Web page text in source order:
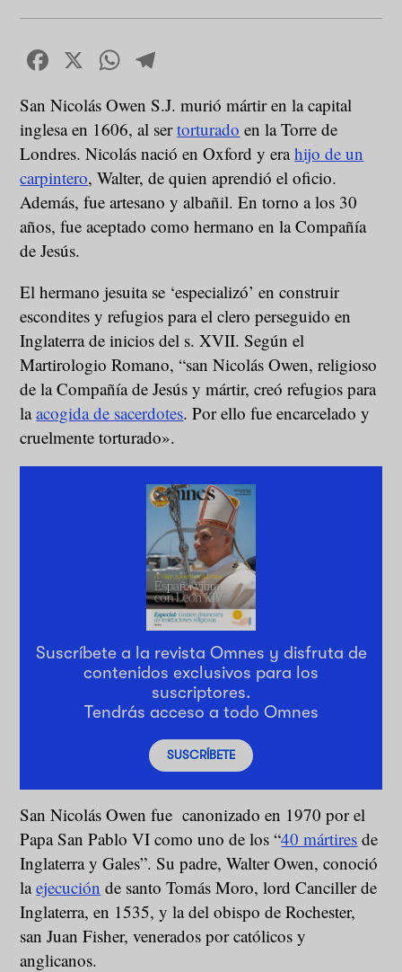
Facebook
X WhatsApp
San Nicolás Owen S.J. murió mártir en la capital
inglesa en 1606, al sertorturado en la Torre de
Londres. Nicolás nació en Oxford y erahijo de un
carpintero, Walter, de quien aprendió el oficio.
Además, fue artesano y albañil. En torno a los 30
años, fue aceptado como hermano en la Compañía
de Jesús.
El hermano jesuita se ‘especializó’ en construir
escondites y refugios para el clero perseguido en
Inglaterra de inicios del s. XVII. Según el
Martirologio Romano, “san Nicolás Owen, religioso
de la Compañía de Jesús y mártir, creó refugios para
laacogida de sacerdotes. Por ello fue encarcelado y
cruelmente torturado».
Suscríbete a la revista Omnes y disfruta de
contenidos exclusivos para los
suscriptores.
Tendrás acceso a todo Omnes
SUSCRÍBETE
San Nicolás Owen fue canonizado en 1970 por el
Papa San Pablo VI como uno de los “40 mártires de
Inglaterra y Gales”. Su padre, Walter Owen, conoció
laejecución de santo Tomás Moro, lord Canciller de
Inglaterra, en 1535, y la del obispo de Rochester,
san Juan Fisher, venerados por católicos y
anglicanos.